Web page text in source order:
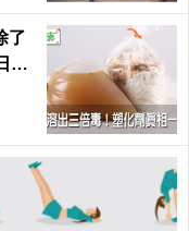
了
健